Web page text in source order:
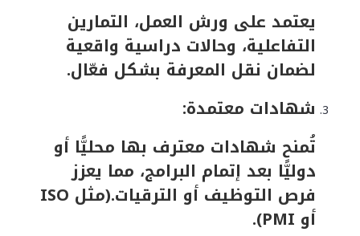
يعتمد على ورش العمل، التمارين
التفاعلية، وحالات دراسية واقعية
لضمان نقل المعرفة بشكل فعّال.
شهادات معتمدة:
تُمنح شهادات معترف بها محليًّا أو
دوليًّا بعد إتمام البرامج، مما يعزز
فرص التوظيف أو الترقيات.(مثل ISO
أو PMI).